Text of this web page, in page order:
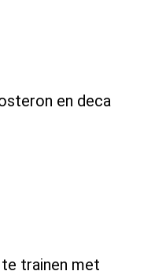
en deca
trainen met